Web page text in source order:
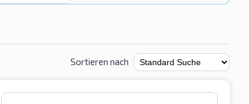
Sortieren nach